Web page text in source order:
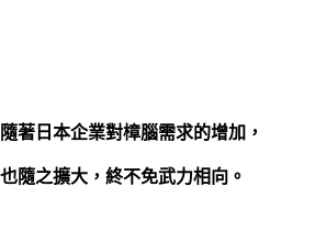
著日本企業對樟腦需求的增加，
隨之擴大，終不免武力相向。